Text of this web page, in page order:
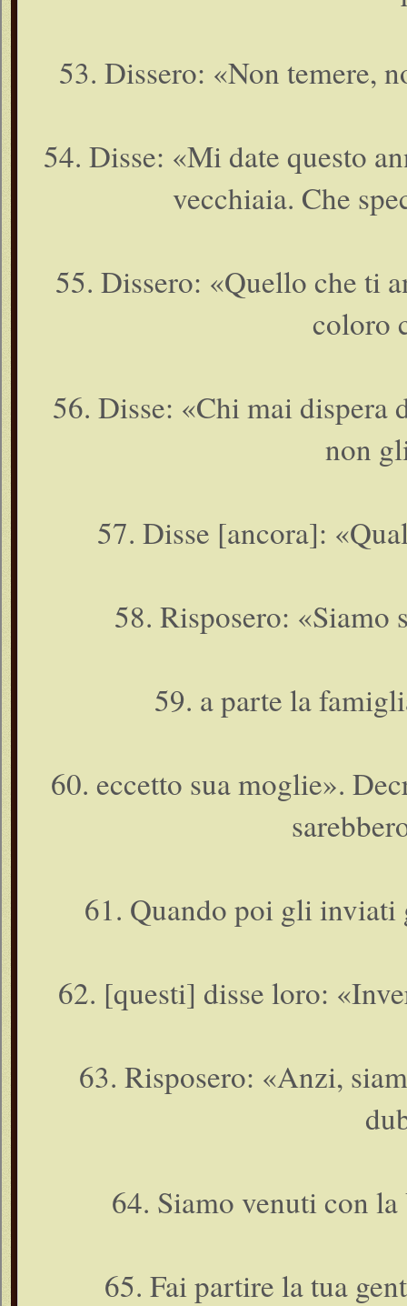
53. Dissero: «Non temere,
54. Disse: «Mi date questo
vecchiaia. Che
55. Dissero: «Quello che ti
coloro
56. Disse: «Chi mai dispera
non
57. Disse [ancora]:
58. Risposero:
59. a parte la
60. eccetto sua moglie».
61. Quando poi gli
62. [questi] disse loro:
63. Risposero: «Anzi,
64. Siamo venuti con
65. Fai partire la tua